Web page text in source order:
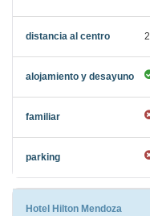
Hotel Hilton Mendoza